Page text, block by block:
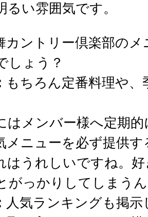
るい雰囲気です。
カントリー倶楽部の
しょう？
もちろん定番料理や
はメンバー様へ定期
メニューを必ず提供
はうれしいですね。
がっかりしてしまう
人気ランキングも掲